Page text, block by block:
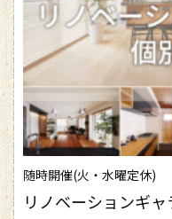
随時開催(火・水曜定休)
リノベーションギ